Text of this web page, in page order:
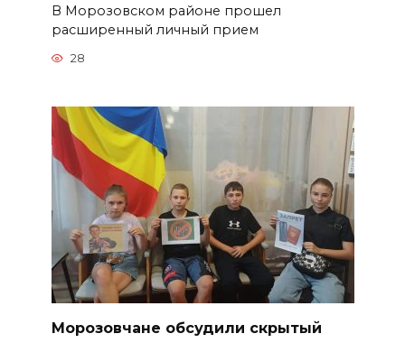
В Морозовском районе прошел
расширенный личный прием
28
Морозовчане обсудили скрытый